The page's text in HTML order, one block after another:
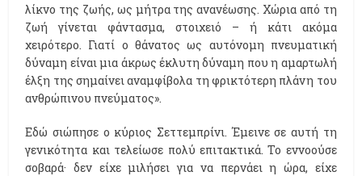
λίκνο της ζωής, ως μήτρα της ανανέωσης. Χώρια από τη
ζωή γίνεται φάντασμα, στοιχειό – ή κάτι ακόμα
χειρότερο. Γιατί ο θάνατος ως αυτόνομη πνευματική
δύναμη είναι μια άκρως έκλυτη δύναμη που η αμαρτωλή
έλξη της σημαίνει αναμφίβολα τη φρικτότερη πλάνη του
ανθρώπινου πνεύματος».
Εδώ σιώπησε ο κύριος Σεττεμπρίνι. Έμεινε σε αυτή τη
γενικότητα και τελείωσε πολύ επιτακτικά. Το εννοούσε
σοβαρά· δεν είχε μιλήσει για να περνάει η ώρα, είχε